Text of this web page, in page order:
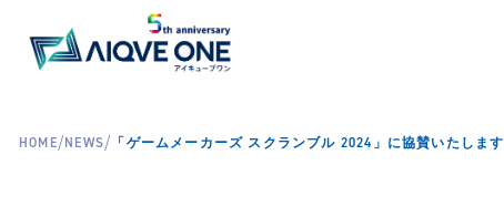
HOME/NEWS/ 「ゲームメーカーズ スクランブル 2024」に協賛いたします